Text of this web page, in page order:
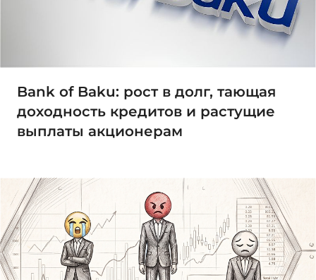
Bank of Baku: рост в долг, тающая
доходность кредитов и растущие
выплаты акционерам